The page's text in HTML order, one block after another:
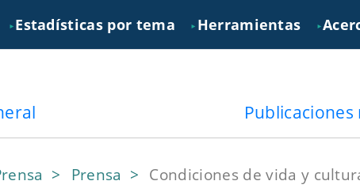
► Estadísticas por tema ► Herramientas ►
Publicaciones
Prensa Condiciones de vida y